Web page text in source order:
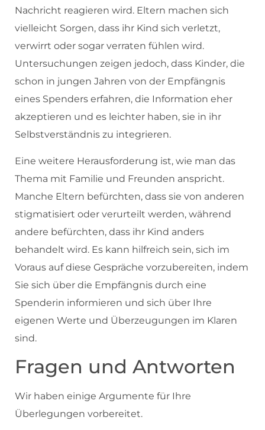
Nachricht reagieren wird. Eltern machen sich
vielleicht Sorgen, dass ihr Kind sich verletzt,
verwirrt oder sogar verraten fühlen wird.
Untersuchungen zeigen jedoch, dass Kinder, die
schon in jungen Jahren von der Empfängnis
eines Spenders erfahren, die Information eher
akzeptieren und es leichter haben, sie in ihr
Selbstverständnis zu integrieren.
Eine weitere Herausforderung ist, wie man das
Thema mit Familie und Freunden anspricht.
Manche Eltern befürchten, dass sie von anderen
stigmatisiert oder verurteilt werden, während
andere befürchten, dass ihr Kind anders
behandelt wird. Es kann hilfreich sein, sich im
Voraus auf diese Gespräche vorzubereiten, indem
Sie sich über die Empfängnis durch eine
Spenderin informieren und sich über Ihre
eigenen Werte und Überzeugungen im Klaren
sind.
Fragen und Antworten
Wir haben einige Argumente für Ihre
Überlegungen vorbereitet.